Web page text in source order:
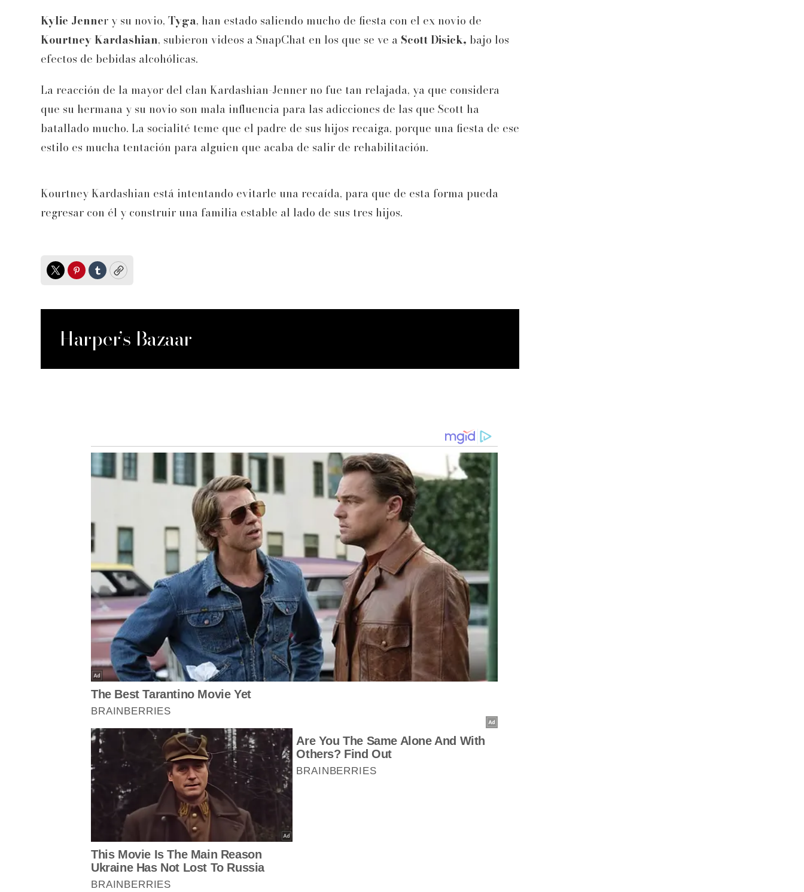
Kylie Jenner y su novio, Tyga, han estado saliendo mucho de fiesta con el ex novio de
Kourtney Kardashian, subieron videos a SnapChat en los que se ve a Scott Disick, bajo los
efectos de bebidas alcohólicas.
La reacción de la mayor del clan Kardashian-Jenner no fue tan relajada, ya que considera
que su hermana y su novio son mala influencia para las adicciones de las que Scott ha
batallado mucho. La socialité teme que el padre de sus hijos recaiga, porque una fiesta de ese
estilo es mucha tentación para alguien que acaba de salir de rehabilitación.
Kourtney Kardashian está intentando evitarle una recaída, para que de esta forma pueda
regresar con él y construir una familia estable al lado de sus tres hijos.
TwitterPinterest
TumblrCopy
Harper’s Bazaar